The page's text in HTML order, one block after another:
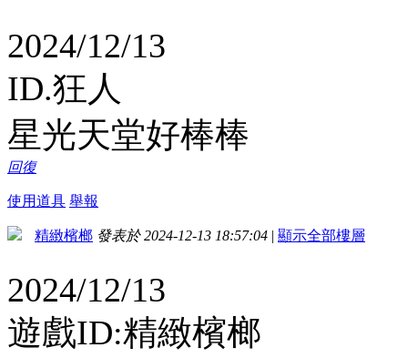
2024/12/13
ID.狂人
星光天堂好棒棒
回復
使用道具 舉報
精緻檳榔 發表於 2024-12-13 18:57:04 | 顯示全部樓層
2024/12/13
遊戲ID:精緻檳榔